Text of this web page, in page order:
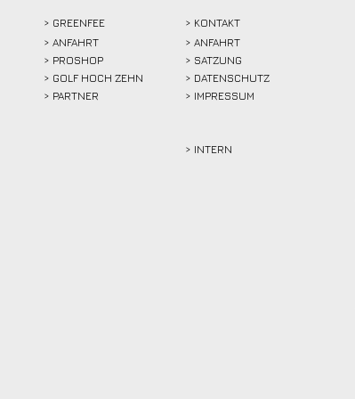
> GREENFEE
> ANFAHRT
> PROSHOP
> GOLF HOCH ZEHN
> PARTNER
> KONTAKT
> ANFAHRT
> SATZUNG
> DATENSCHUTZ
> IMPRESSUM
> INTERN